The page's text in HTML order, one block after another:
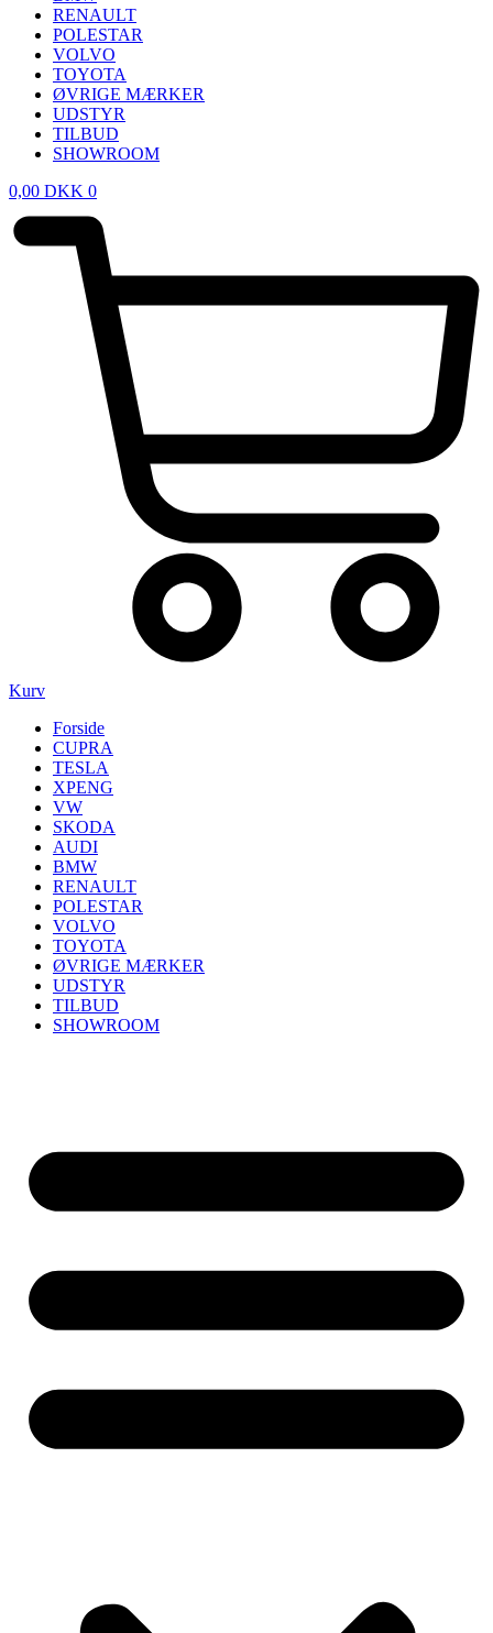
RENAULT
POLESTAR
VOLVO
TOYOTA
ØVRIGE MÆRKER
UDSTYR
TILBUD
SHOWROOM
0,00 DKK 0
Kurv
Forside
CUPRA
TESLA
XPENG
VW
SKODA
AUDI
BMW
RENAULT
POLESTAR
VOLVO
TOYOTA
ØVRIGE MÆRKER
UDSTYR
TILBUD
SHOWROOM